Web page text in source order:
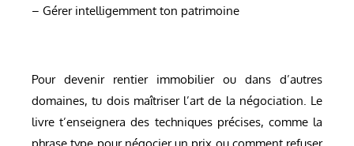
– Gérer intelligemment ton patrimoine
Pour devenir rentier immobilier ou dans d’autres
domaines, tu dois maîtriser l’art de la négociation. Le
livre t’enseignera des techniques précises, comme la